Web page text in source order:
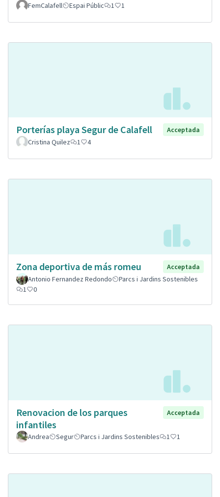
FemCalafell Espai Públic 1 1
Porterías playa Segur de Calafell
Acceptada
Cristina Quilez
1 4
Zona deportiva de más romeu
Acceptada
Antonio Fernandez Redondo
Parcs i Jardins Sostenibles
1
0
Renovacion de los parques
infantiles
Acceptada
Andrea Segur Parcs i Jardins Sostenibles 1 1